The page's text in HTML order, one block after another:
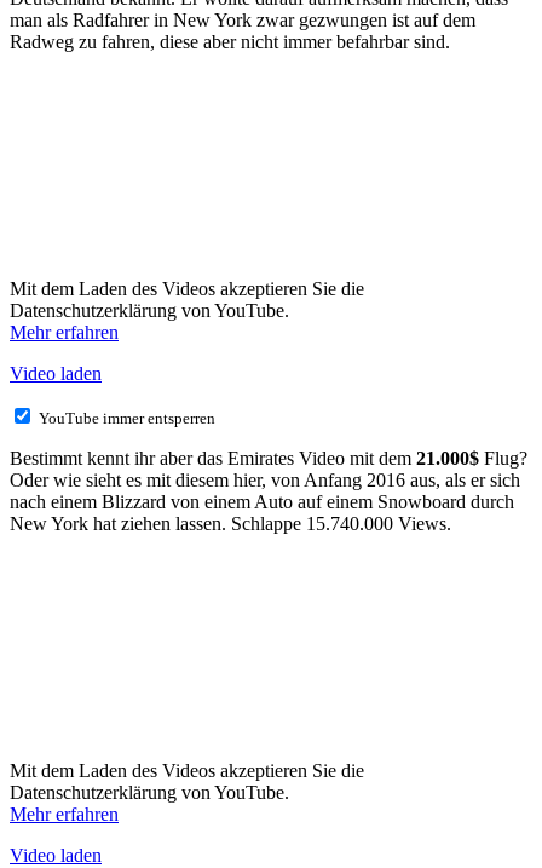
man als Radfahrer in New York zwar gezwungen ist auf dem
Radweg zu fahren, diese aber nicht immer befahrbar sind.
Mit dem Laden des Videos akzeptieren Sie die
Datenschutzerklärung von YouTube.
Mehr erfahren
Video laden
YouTube immer entsperren
Bestimmt kennt ihr aber das Emirates Video mit dem 21.000$ Flug?
Oder wie sieht es mit diesem hier, von Anfang 2016 aus, als er sich
nach einem Blizzard von einem Auto auf einem Snowboard durch
New York hat ziehen lassen. Schlappe 15.740.000 Views.
Mit dem Laden des Videos akzeptieren Sie die
Datenschutzerklärung von YouTube.
Mehr erfahren
Video laden